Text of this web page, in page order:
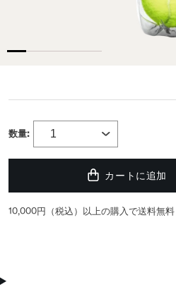
数量:
カートに追加
10,000円（税込）以上の購入で送料無料